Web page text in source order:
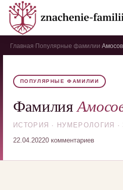
Главная Популярные фамилии
ПОПУЛЯРНЫЕ ФАМИЛИИ
Фамилия
ИСТОРИЯ · НУМЕРОЛОГИЯ
22.04.20220 комментариев